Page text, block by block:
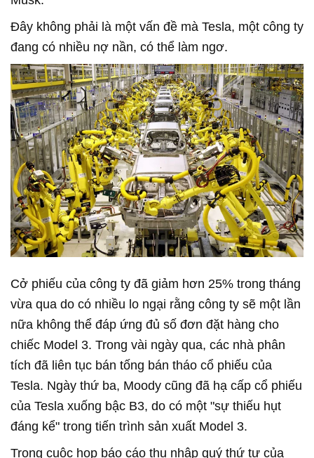
Đây không phải là một vấn đề mà Tesla, một công ty
đang có nhiều nợ nần, có thể làm ngơ.
Cở phiếu của công ty đã giảm hơn 25% trong tháng
vừa qua do có nhiều lo ngại rằng công ty sẽ một lần
nữa không thể đáp ứng đủ số đơn đặt hàng cho
chiếc Model 3. Trong vài ngày qua, các nhà phân
tích đã liên tục bán tống bán tháo cổ phiếu của
Tesla. Ngày thứ ba, Moody cũng đã hạ cấp cổ phiếu
của Tesla xuống bậc B3, do có một "sự thiếu hụt
đáng kể" trong tiến trình sản xuất Model 3.
Trong cuộc họp báo cáo thu nhập quý thứ tư của